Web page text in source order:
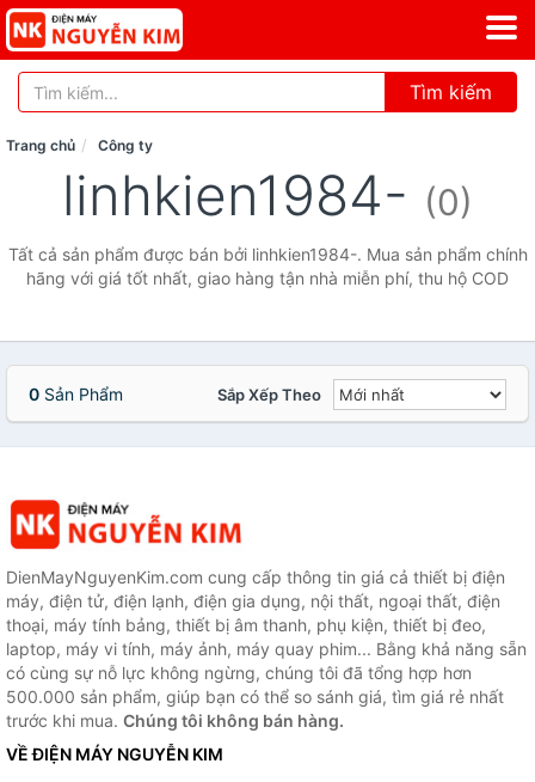
Tìm kiếm
Trang chủ Công ty
linhkien1984- (0)
Tất cả sản phẩm được bán bởi linhkien1984-. Mua sản phẩm chính
hãng với giá tốt nhất, giao hàng tận nhà miễn phí, thu hộ COD
0 Sản Phẩm Sắp Xếp Theo
DienMayNguyenKim.com cung cấp thông tin giá cả thiết bị điện
máy, điện tử, điện lạnh, điện gia dụng, nội thất, ngoại thất, điện
thoại, máy tính bảng, thiết bị âm thanh, phụ kiện, thiết bị đeo,
laptop, máy vi tính, máy ảnh, máy quay phim... Bằng khả năng sẵn
có cùng sự nỗ lực không ngừng, chúng tôi đã tổng hợp hơn
500.000 sản phẩm, giúp bạn có thể so sánh giá, tìm giá rẻ nhất
trước khi mua. Chúng tôi không bán hàng.
VỀ ĐIỆN MÁY NGUYỄN KIM